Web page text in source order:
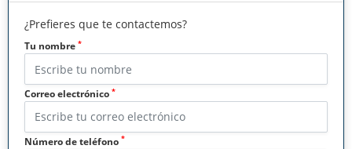
¿Prefieres que te contactemos?
Tu nombre *
Correo electrónico *
Número de teléfono *